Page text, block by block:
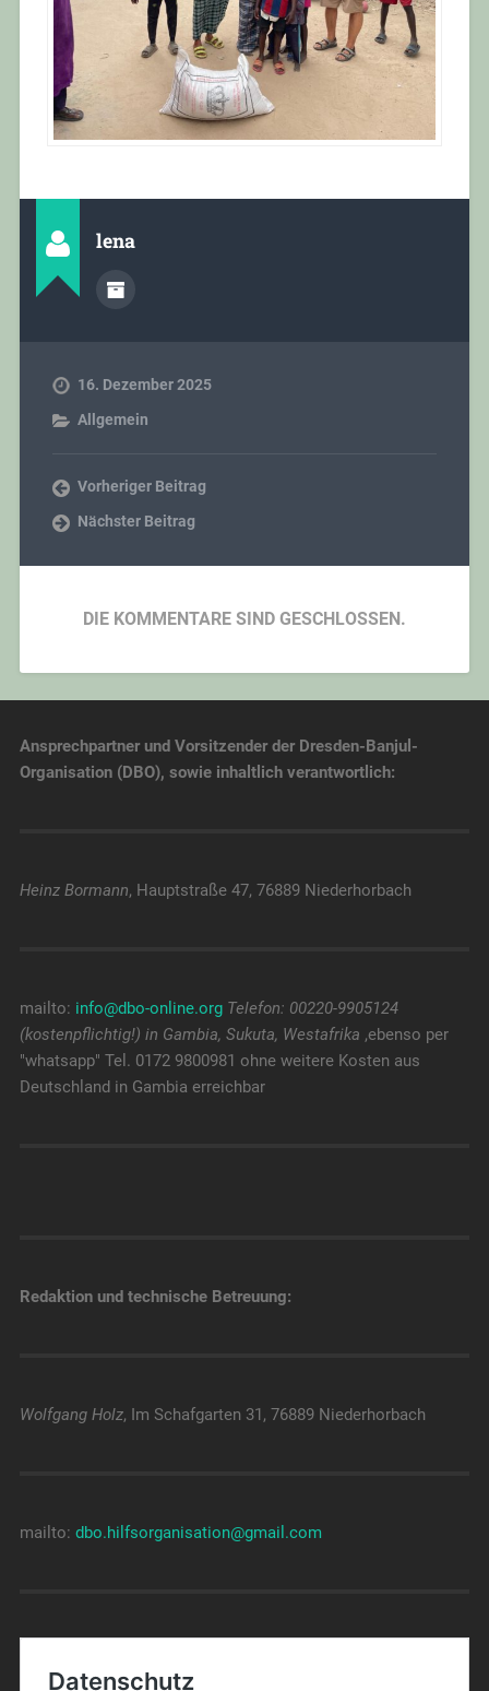
lena
16. Dezember 2025
Allgemein
Vorheriger Beitrag
Nächster Beitrag
DIE KOMMENTARE SIND GESCHLOSSEN.
Ansprechpartner und Vorsitzender der Dresden-Banjul-
Organisation (DBO), sowie inhaltlich verantwortlich:
Heinz Bormann, Hauptstraße 47, 76889 Niederhorbach
mailto: info@dbo-online.org Telefon: 00220-9905124
(kostenpflichtig!) in Gambia, Sukuta, Westafrika ,ebenso per
"whatsapp" Tel. 0172 9800981 ohne weitere Kosten aus
Deutschland in Gambia erreichbar
Redaktion und technische Betreuung:
Wolfgang Holz, Im Schafgarten 31, 76889 Niederhorbach
mailto: dbo.hilfsorganisation@gmail.com